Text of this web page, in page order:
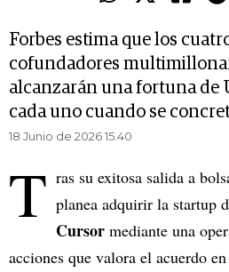
Forbes estima que los
cofundadores
alcanzarán una fortuna de
cada uno cuando se
18 Junio de 2026 15.40
T ras su exitosa salida a
planea adquirir la startup
Cursor mediante una
acciones que valora el acuerdo en